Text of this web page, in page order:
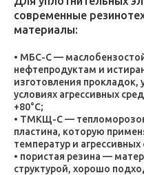
современные
материалы:
МБС-С —
нефтепродуктам и
изготовления прокладок,
условиях агрессивных
+80°C;
ТМКЩ-С —
пластина, которую
температур и агрессивных
пористая резина —
структурой, хорошо